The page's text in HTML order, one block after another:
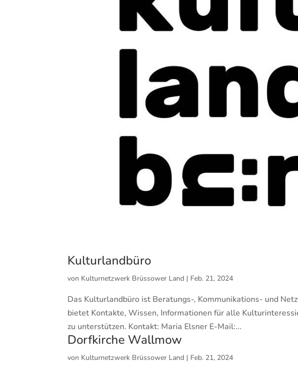
Kulturlandbüro
von Kulturnetzwerk Brüssower Land | Feb. 21, 2024
Das Kulturlandbüro ist Beratungs-, Kommunikations- und
bietet Kontakte, Wissen, Informationen für alle
zu unterstützen. Kontakt: Maria Elsner E-Mail:...
Dorfkirche Wallmow
von Kulturnetzwerk Brüssower Land | Feb. 21, 2024